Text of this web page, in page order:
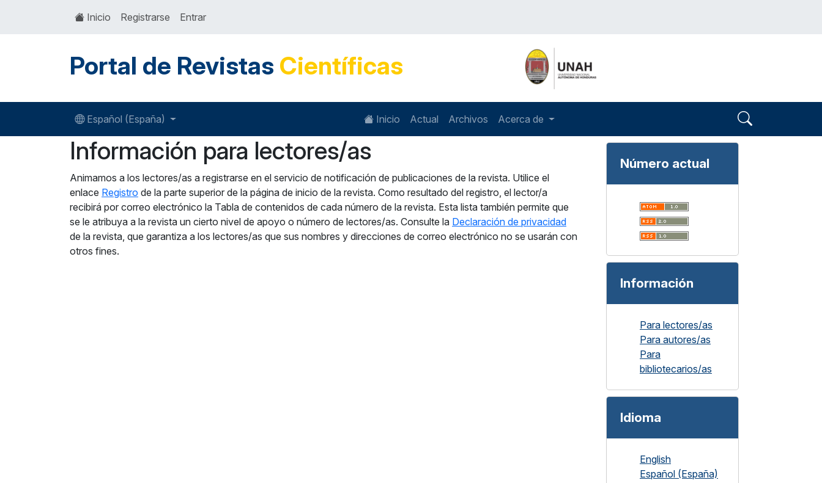
Inicio Registrarse Entrar
Portal de Revistas Científicas
Español (España) Inicio Actual Archivos Acerca de
Información para lectores/as
Animamos a los lectores/as a registrarse en el servicio de notificación de publicaciones de la revista. Utilice el
enlace Registro de la parte superior de la página de inicio de la revista. Como resultado del registro, el lector/a
recibirá por correo electrónico la Tabla de contenidos de cada número de la revista. Esta lista también permite que
se le atribuya a la revista un cierto nivel de apoyo o número de lectores/as. Consulte la Declaración de privacidad
de la revista, que garantiza a los lectores/as que sus nombres y direcciones de correo electrónico no se usarán con
otros fines.
Número actual
Información
Para lectores/as
Para autores/as
Para
bibliotecarios/as
Idioma
English
Español (España)